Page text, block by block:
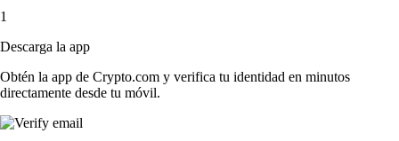
1
Descarga la app
Obtén la app de Crypto.com y verifica tu identidad en minutos
directamente desde tu móvil.